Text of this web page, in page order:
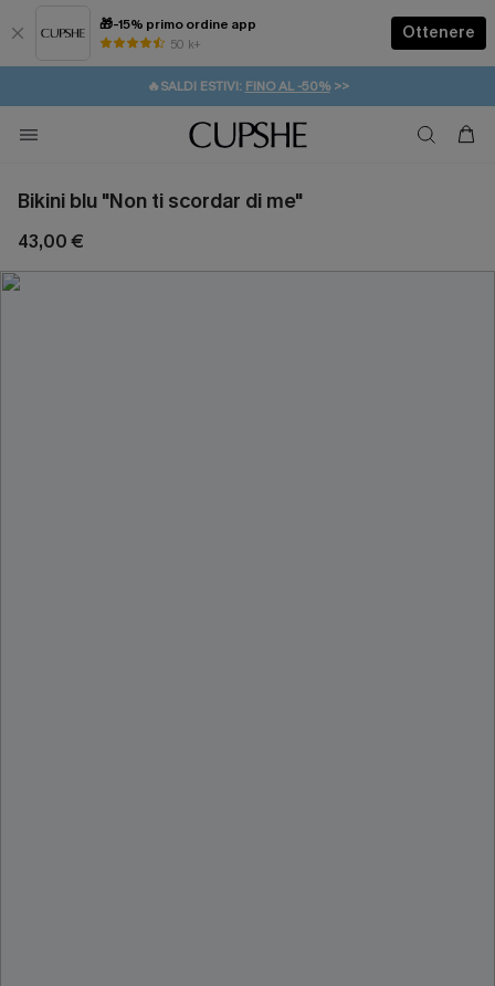
🎁-15% primo ordine app
50 k+
Ottenere
⚡️-15% SUGLI ESSENZIALI DA VACANZA | ACQUISTA
🔥SALDI ESTIVI: FINO AL -50%>>
🚚SPEDIZIONE GRATUITA DA 49€
💌REGALO PER I NUOVI: 20% DI SCONTO*
Bikini blu "Non ti scordar di me"
43,00 €